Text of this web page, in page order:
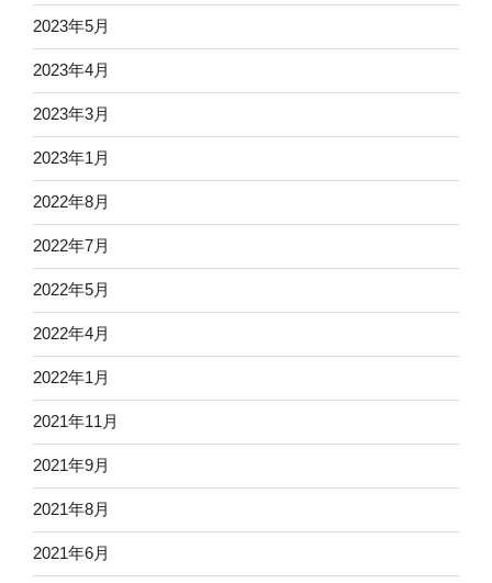
2023年5月
2023年4月
2023年3月
2023年1月
2022年8月
2022年7月
2022年5月
2022年4月
2022年1月
2021年11月
2021年9月
2021年8月
2021年6月